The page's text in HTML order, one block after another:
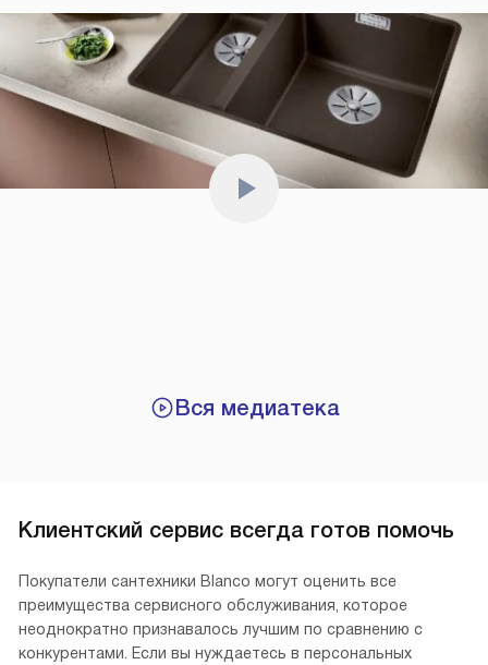
Вся медиатека
Клиентский сервис всегда готов помочь
Покупатели сантехники Blanco могут оценить все
преимущества сервисного обслуживания, которое
неоднократно признавалось лучшим по сравнению с
конкурентами. Если вы нуждаетесь в персональных